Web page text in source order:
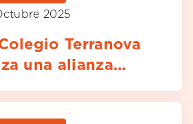
2025
Terranova
una alianza
de fútbol del